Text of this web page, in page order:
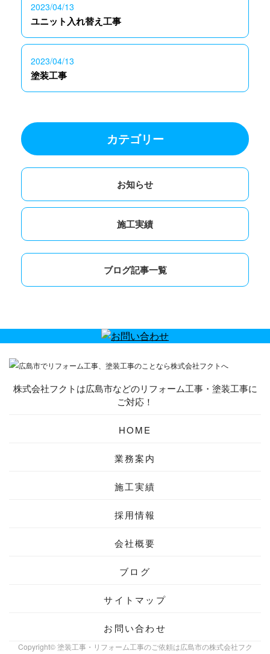
2023/04/13
ユニット入れ替え工事
2023/04/13
塗装工事
カテゴリー
お知らせ
施工実績
ブログ記事一覧
株式会社フクトは広島市などのリフォーム工事・塗装工事に
ご対応！
HOME
業務案内
施工実績
採用情報
会社概要
ブログ
サイトマップ
お問い合わせ
Copyright© 塗装工事・リフォーム工事のご依頼は広島市の株式会社フク